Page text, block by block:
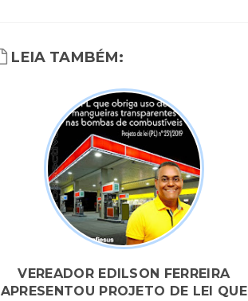
LEIA TAMBÉM:
VEREADOR EDILSON FERREIRA
APRESENTOU PROJETO DE LEI QUE